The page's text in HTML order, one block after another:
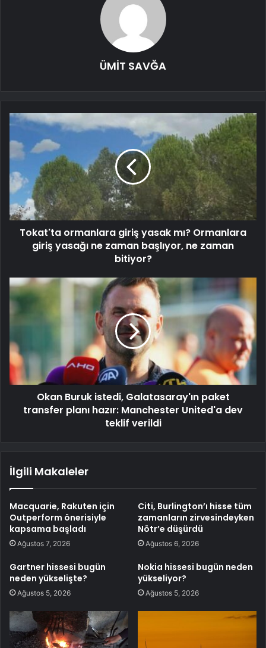
ÜMİT SAVĞA
Tokat'ta ormanlara giriş yasak mı? Ormanlara
giriş yasağı ne zaman başlıyor, ne zaman
bitiyor?
Okan Buruk istedi, Galatasaray'ın paket
transfer planı hazır: Manchester United'a dev
teklif verildi
İlgili Makaleler
Macquarie, Rakuten için
Outperform önerisiyle
kapsama başladı
Ağustos 7, 2026
Citi, Burlington’ı hisse tüm
zamanların zirvesindeyken
Nötr’e düşürdü
Ağustos 6, 2026
Gartner hissesi bugün
neden yükselişte?
Ağustos 5, 2026
Nokia hissesi bugün neden
yükseliyor?
Ağustos 5, 2026